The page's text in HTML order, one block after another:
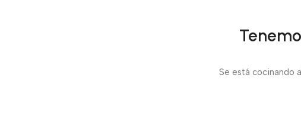
Se está cocinando